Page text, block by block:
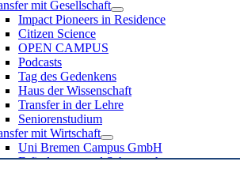
mit Gesellschaft
Impact Pioneers in Residence
Citizen Science
OPEN CAMPUS
Podcasts
Tag des Gedenkens
Haus der Wissenschaft
Transfer in der Lehre
Seniorenstudium
mit Wirtschaft
Uni Bremen Campus GmbH
Erfindungen und Schutzrechte